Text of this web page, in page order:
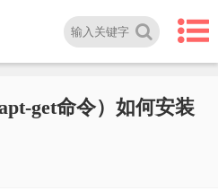
get命令）如何安装